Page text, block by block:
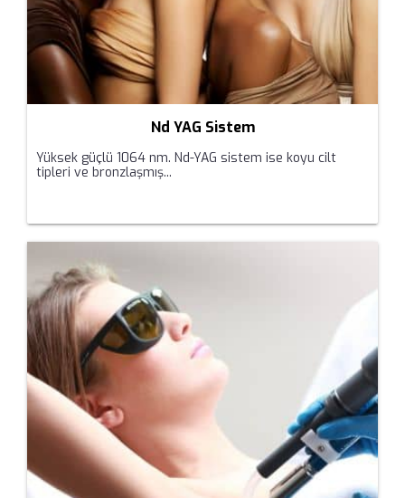
Nd YAG Sistem
Yüksek güçlü 1064 nm. Nd-YAG sistem ise koyu cilt
tipleri ve bronzlaşmış...